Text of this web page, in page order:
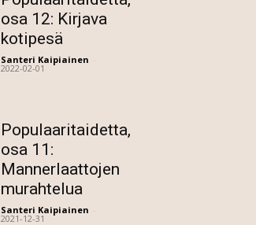
osa 12: Kirjava
kotipesä
Santeri Kaipiainen -
2022-02-01
Populaaritaidetta,
osa 11:
Mannerlaattojen
murahtelua
Santeri Kaipiainen -
2021-12-31